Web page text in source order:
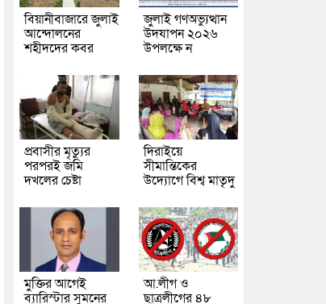
বিয়ানীবাজারে জুলাই
আন্দোলনের
শহীদদের কবর
জুলাই গণঅভ্যুত্থান
উদযাপন ২০২৬
উপলক্ষে ন
প্রবাসীর মৃত্যুর
পরপরই জমি
দখলের চেষ্টা
দিরাইয়ে
সীমান্তিকের
উদ্যোগে বিশ্ব মাতৃদু
মুক্তির আগেই
ব্যারিস্টার সুমনের
আ.লীগ ও
ছাত্রলীগের ৪৮